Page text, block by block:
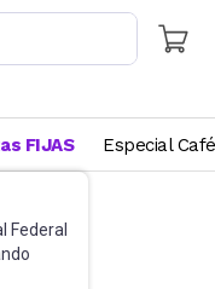
Federal
FIJAS Especial Café